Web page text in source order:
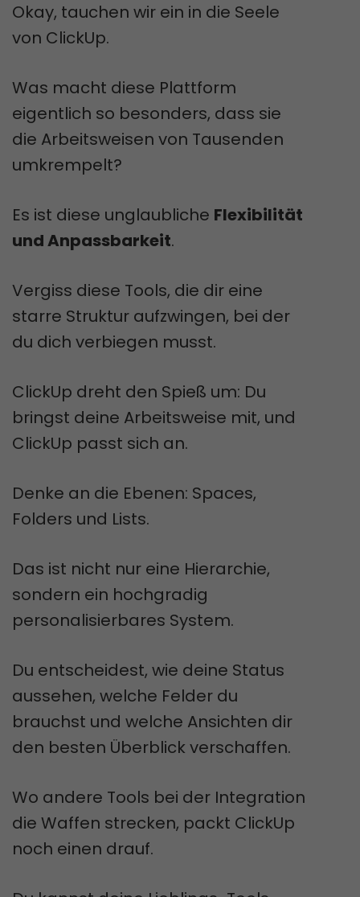
Okay, tauchen wir ein in die Seele
von ClickUp.
Was macht diese Plattform
eigentlich so besonders, dass sie
die Arbeitsweisen von Tausenden
umkrempelt?
Es ist diese unglaubliche Flexibilität
und Anpassbarkeit.
Vergiss diese Tools, die dir eine
starre Struktur aufzwingen, bei der
du dich verbiegen musst.
ClickUp dreht den Spieß um: Du
bringst deine Arbeitsweise mit, und
ClickUp passt sich an.
Denke an die Ebenen: Spaces,
Folders und Lists.
Das ist nicht nur eine Hierarchie,
sondern ein hochgradig
personalisierbares System.
Du entscheidest, wie deine Status
aussehen, welche Felder du
brauchst und welche Ansichten dir
den besten Überblick verschaffen.
Wo andere Tools bei der Integration
die Waffen strecken, packt ClickUp
noch einen drauf.